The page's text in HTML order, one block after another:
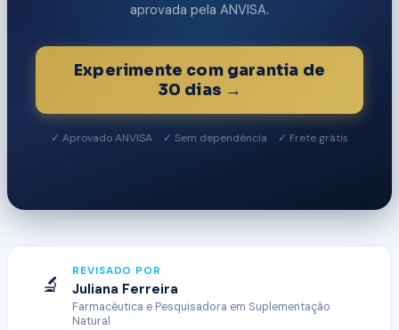
aprovada pela ANVISA.
Experimente com garantia de
30 dias →
✓ Aprovado ANVISA ✓ Sem dependência ✓ Frete grátis
🔬
REVISADO POR
Juliana Ferreira
Farmacêutica e Pesquisadora em Suplementação
Natural